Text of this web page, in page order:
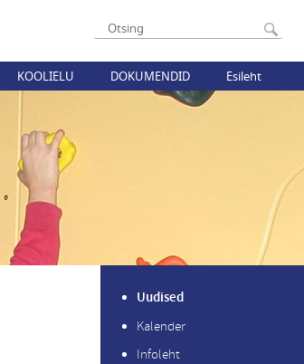
KOOLIELU DOKUMENDID Esileht
Uudised
Kalender
Infoleht